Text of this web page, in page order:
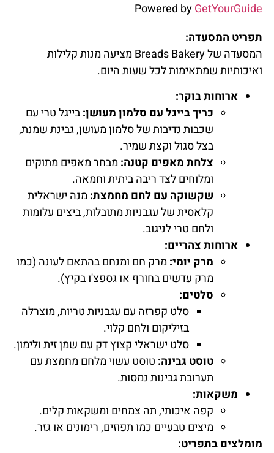
Powered byGetYourGuide
תפריט המסעדה:
המסעדה של Breads Bakery מציעה מנות קלילות
ואיכותיות שמתאימות לכל שעות היום.
ארוחות בוקר:
כריך בייגל עם סלמון מעושן:בייגל טרי עם
שכבות נדיבות של סלמון מעושן, גבינת שמנת,
בצל סגול וקצת שמיר.
צלחת מאפים קטנה: מבחר מאפים מתוקים
ומלוחים לצד ריבה ביתית וחמאה.
שקשוקה עם לחם מחמצת: מנה ישראלית
קלאסית של עגבניות מתובלות, ביצים עלומות
ולחם טרי לניגוב.
ארוחות צהריים:
מרק יומי: מרק חם ומנחם בהתאם לעונה (כמו
מרק עדשים בחורף או גספצ'ו בקיץ).
סלטים:
סלט קפרזה עם עגבניות טריות, מוצרלה
בזיליקום ולחם קלוי.
סלט ישראלי קצוץ דק עם שמן זית ולימון.
טוסט גבינה: טוסט עשוי מלחם מחמצת עם
תערובת גבינות נמסות.
משקאות:
קפה איכותי, תה צמחים ומשקאות קלים.
מיצים טבעיים כמו תפוזים, רימונים או גזר.
מומלצים בתפריט: